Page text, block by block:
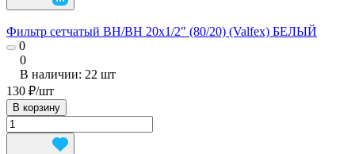
Фильтр сетчатый ВН/ВН 20х1/2" (80/20) (Valfex) БЕЛЫЙ
0
0
В наличии: 22 шт
130 ₽/шт
В корзину